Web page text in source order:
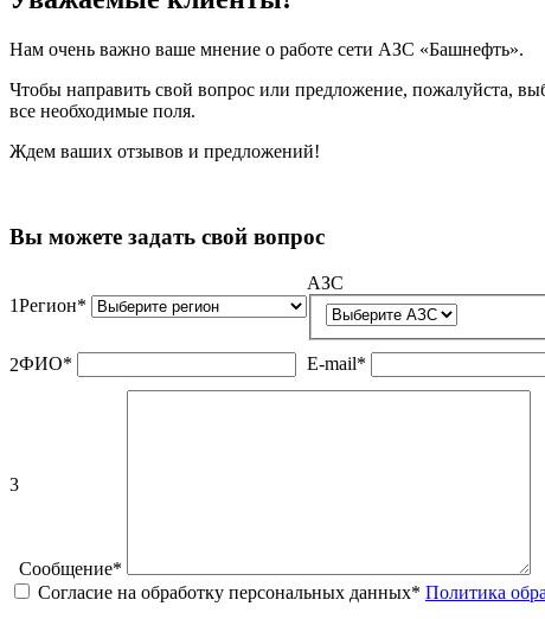
Нам очень важно ваше мнение о работе сети АЗС «Башнефть».
Чтобы направить свой вопрос или предложение, пожалуйста,
все необходимые поля.
Ждем ваших отзывов и предложений!
Вы можете задать свой вопрос
1Регион*
АЗС
2ФИО* Е-mail*
3
Сообщение*
Согласие на обработку персональных данных* Политика